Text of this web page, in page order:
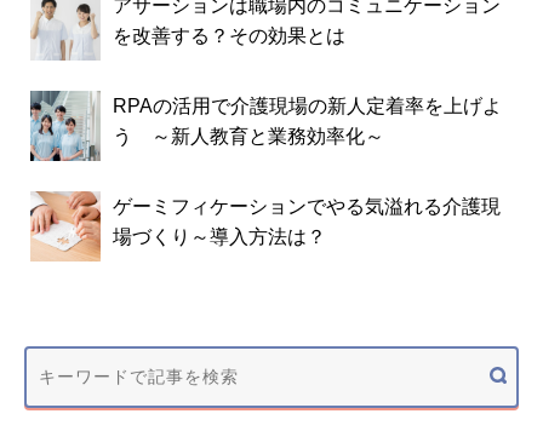
アサーションは職場内のコミュニケーション
を改善する？その効果とは
RPAの活用で介護現場の新人定着率を上げよ
う ～新人教育と業務効率化～
ゲーミフィケーションでやる気溢れる介護現
場づくり～導入方法は？